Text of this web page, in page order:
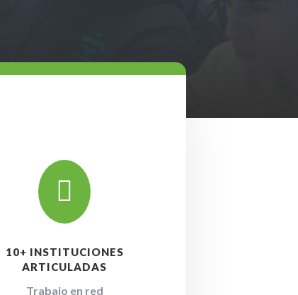

10+ INSTITUCIONES
ARTICULADAS
Trabajo en red